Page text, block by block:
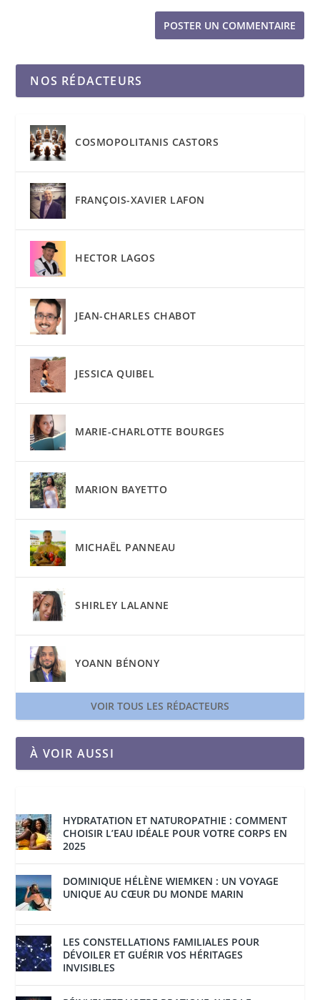
NOS RÉDACTEURS
COSMOPOLITANIS CASTORS
FRANÇOIS-XAVIER LAFON
HECTOR LAGOS
JEAN-CHARLES CHABOT
JESSICA QUIBEL
MARIE-CHARLOTTE BOURGES
MARION BAYETTO
MICHAËL PANNEAU
SHIRLEY LALANNE
YOANN BÉNONY
VOIR TOUS LES RÉDACTEURS
À VOIR AUSSI
HYDRATATION ET NATUROPATHIE : COMMENT
CHOISIR L’EAU IDÉALE POUR VOTRE CORPS EN
2025
DOMINIQUE HÉLÈNE WIEMKEN : UN VOYAGE
UNIQUE AU CŒUR DU MONDE MARIN
LES CONSTELLATIONS FAMILIALES POUR
DÉVOILER ET GUÉRIR VOS HÉRITAGES
INVISIBLES